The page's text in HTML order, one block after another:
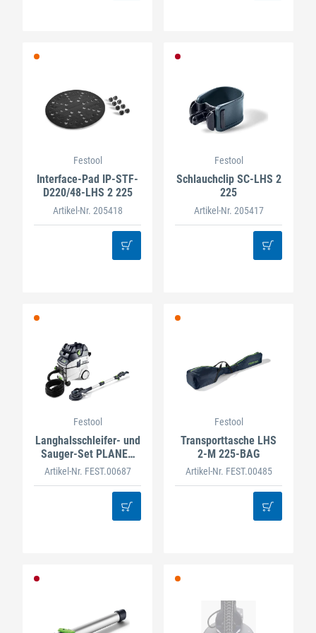
Festool
Interface-Pad IP-STF-
D220/48-LHS 2 225
Artikel-Nr. 205418
Festool
Schlauchclip SC-LHS 2
225
Artikel-Nr. 205417
Festool
Langhalsschleifer- und
Sauger-Set PLANEX
LHS 2 225 EQI/CTM
Artikel-Nr. FEST.00687
Festool
Transporttasche LHS
2-M 225-BAG
Artikel-Nr. FEST.00485